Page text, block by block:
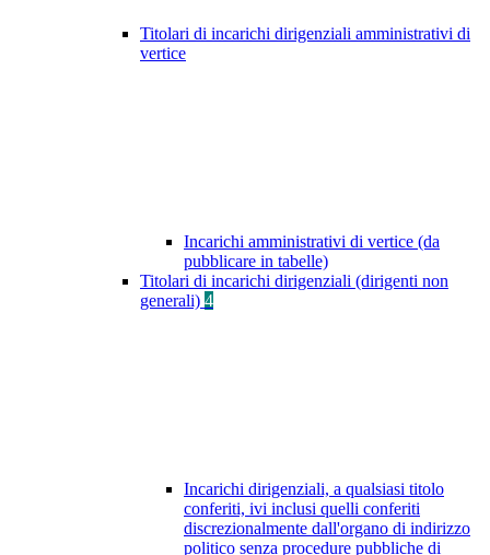
Titolari di incarichi dirigenziali amministrativi di
vertice
Incarichi amministrativi di vertice (da
pubblicare in tabelle)
Titolari di incarichi dirigenziali (dirigenti non
generali) 4
Incarichi dirigenziali, a qualsiasi titolo
conferiti, ivi inclusi quelli conferiti
discrezionalmente dall'organo di indirizzo
politico senza procedure pubbliche di